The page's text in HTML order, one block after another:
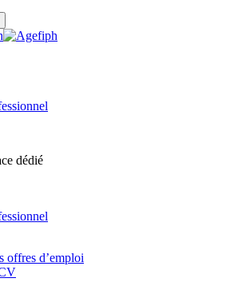
dédié
offres d’emploi